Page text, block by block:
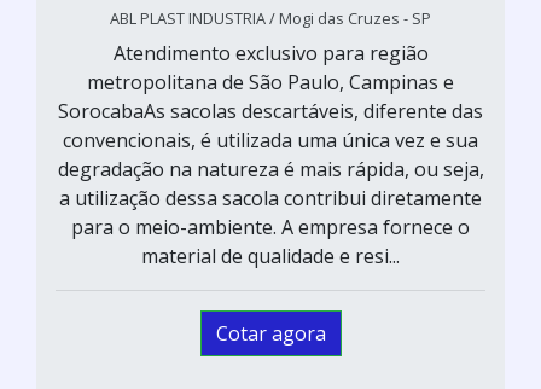
ABL PLAST INDUSTRIA / Mogi das Cruzes - SP
Atendimento exclusivo para região
metropolitana de São Paulo, Campinas e
SorocabaAs sacolas descartáveis, diferente das
convencionais, é utilizada uma única vez e sua
degradação na natureza é mais rápida, ou seja,
a utilização dessa sacola contribui diretamente
para o meio-ambiente. A empresa fornece o
material de qualidade e resi...
Cotar agora